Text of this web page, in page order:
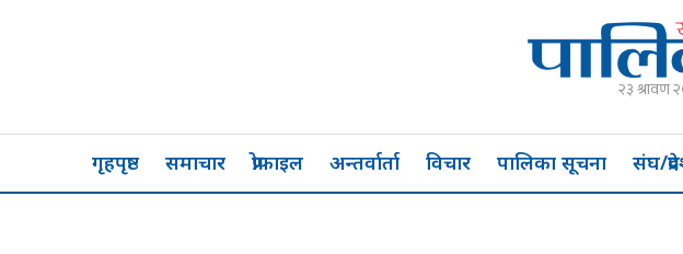
२३ श्रावण
गृहपृष्ठ समाचार प्रोफाइल अन्तर्वार्ता विचार पालिका सूचना संघ/